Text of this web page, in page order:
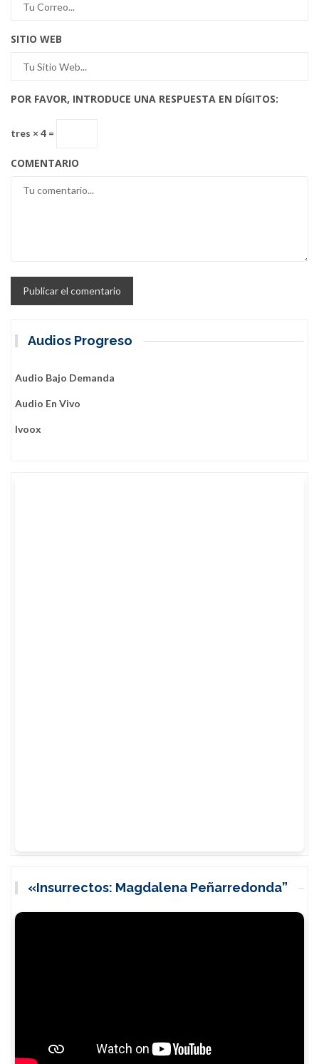
SITIO WEB
POR FAVOR, INTRODUCE UNA RESPUESTA EN DÍGITOS:
tres × 4 =
COMENTARIO
Audios Progreso
Audio Bajo Demanda
Audio En Vivo
Ivoox
«Insurrectos: Magdalena Peñarredonda”